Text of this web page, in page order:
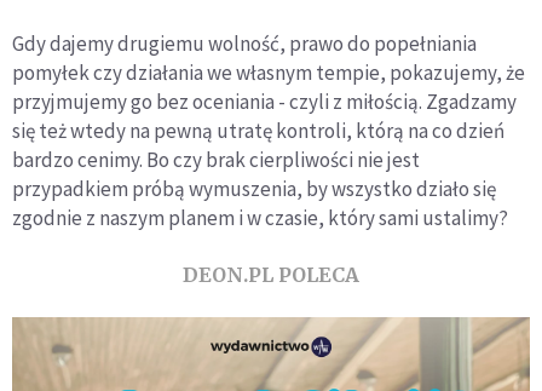
Gdy dajemy drugiemu wolność, prawo do popełniania
pomyłek czy działania we własnym tempie, pokazujemy, że
przyjmujemy go bez oceniania - czyli z miłością. Zgadzamy
się też wtedy na pewną utratę kontroli, którą na co dzień
bardzo cenimy. Bo czy brak cierpliwości nie jest
przypadkiem próbą wymuszenia, by wszystko działo się
zgodnie z naszym planem i w czasie, który sami ustalimy?
DEON.PL POLECA